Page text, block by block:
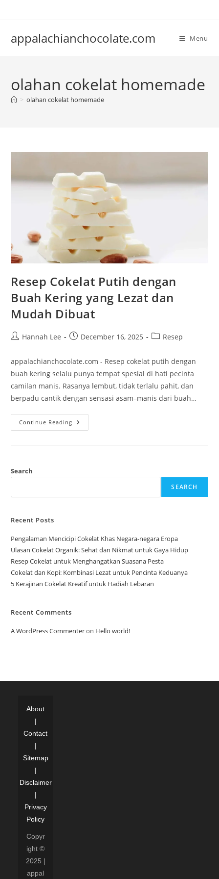
appalachianchocolate.com Menu
olahan cokelat homemade
> olahan cokelat homemade
Resep Cokelat Putih dengan
Buah Kering yang Lezat dan
Mudah Dibuat
PostHannah Lee
PostDecember 16, 2025
PostResep
appalachianchocolate.com - Resep cokelat putih dengan
buah kering selalu punya tempat spesial di hati pecinta
camilan manis. Rasanya lembut, tidak terlalu pahit, dan
berpadu cantik dengan sensasi asam–manis dari buah…
Continue Reading Resep
Cokelat
Dan
Search
SEARCH
Recent Posts
Pengalaman Mencicipi Cokelat Khas Negara-negara Eropa
Ulasan Cokelat Organik: Sehat dan Nikmat untuk Gaya Hidup
Resep Cokelat untuk Menghangatkan Suasana Pesta
Cokelat dan Kopi: Kombinasi Lezat untuk Pencinta Keduanya
5 Kerajinan Cokelat Kreatif untuk Hadiah Lebaran
Recent Comments
A WordPress Commenteron Hello world!
About
|
Contact
|
Sitemap
|
Disclaimer
|
Privacy
Policy
Copyr
ight ©
2025 |
appal